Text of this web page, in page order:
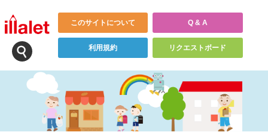
このサイトについて Q & A
利用規約 リクエストボード